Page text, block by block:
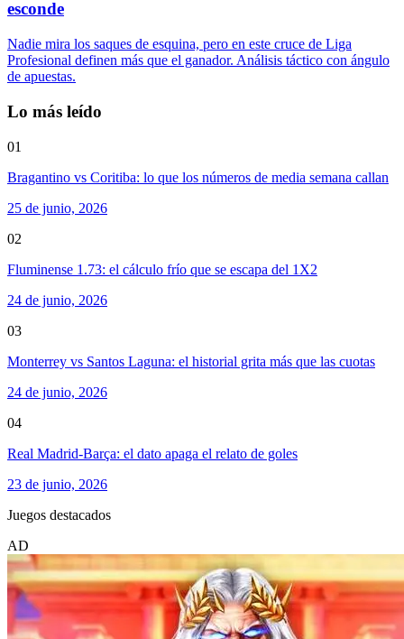
esconde
Nadie mira los saques de esquina, pero en este cruce de Liga
Profesional definen más que el ganador. Análisis táctico con ángulo
de apuestas.
Lo más leído
01
Bragantino vs Coritiba: lo que los números de media semana callan
25 de junio, 2026
02
Fluminense 1.73: el cálculo frío que se escapa del 1X2
24 de junio, 2026
03
Monterrey vs Santos Laguna: el historial grita más que las cuotas
24 de junio, 2026
04
Real Madrid-Barça: el dato apaga el relato de goles
23 de junio, 2026
Juegos destacados
AD